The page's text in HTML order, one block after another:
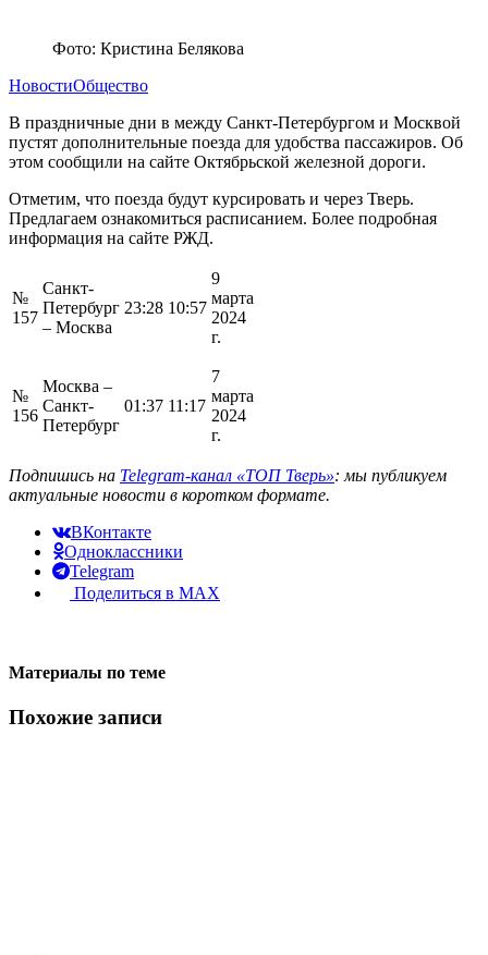
Фото: Кристина Белякова
НовостиОбщество
В праздничные дни в между Санкт-Петербургом и Москвой
пустят дополнительные поезда для удобства пассажиров. Об
этом сообщили на сайте Октябрьской железной дороги.
Отметим, что поезда будут курсировать и через Тверь.
Предлагаем ознакомиться расписанием. Более подробная
информация на сайте РЖД.
№
157
Санкт-
Петербург
– Москва
23:28 10:57
9
марта
2024
г.
№
156
Москва –
Санкт-
Петербург
01:37 11:17
7
марта
2024
г.
Подпишись на Telegram-канал «ТОП Тверь»: мы публикуем
актуальные новости в коротком формате.
ВКонтакте
Одноклассники
Telegram
Поделиться в MAX
Материалы по теме
Похожие записи